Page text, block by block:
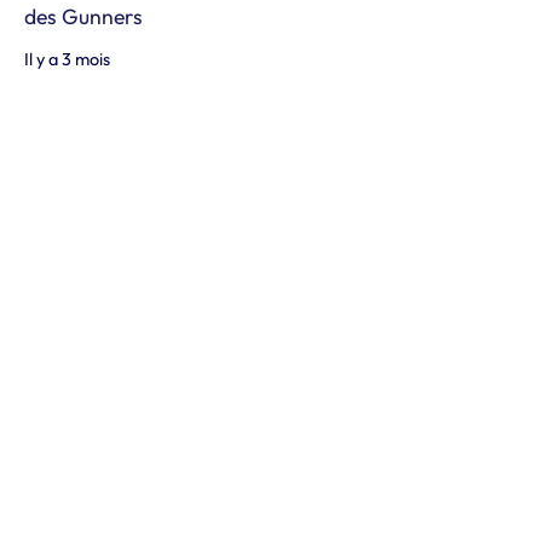
des Gunners
Il y a 3 mois